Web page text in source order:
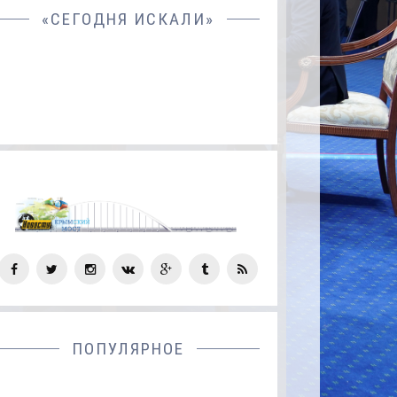
«СЕГОДНЯ ИСКАЛИ»
СОЦ
СЕТИ
ПОПУЛЯРНОЕ